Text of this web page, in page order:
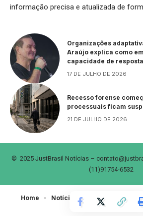
informação precisa e atualizada de
Organizações
Araújo explica como
capacidade de
17 DE JULHO DE 2026
Recesso forense
processuais ficam
21 DE JULHO DE 2026
© 2025 JustBrasil Notícias –
(11)91754-6532
Home Notícias Sobre Nós